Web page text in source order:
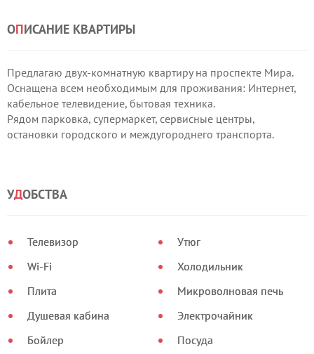
ОПИСАНИЕ КВАРТИРЫ
Предлагаю двух-комнатную квартиру на проспекте Мира.
Оснащена всем необходимым для проживания: Интернет,
кабельное телевидение, бытовая техника.
Рядом парковка, супермаркет, сервисные центры,
остановки городского и междугороднего транспорта.
Есть различные варианты.
УДОБСТВА
Телевизор
Wi-Fi
Плита
Душевая кабина
Бойлер
Утюг
Холодильник
Микроволновая печь
Электрочайник
Посуда